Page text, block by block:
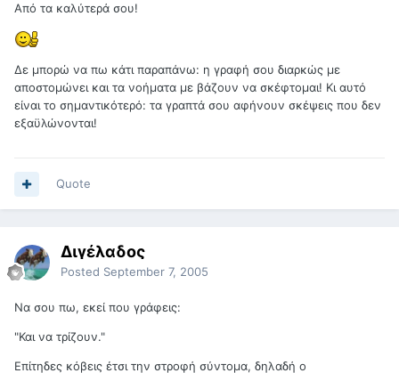
Από τα καλύτερά σου!
Δε μπορώ να πω κάτι παραπάνω: η γραφή σου διαρκώς με
αποστομώνει και τα νοήματα με βάζουν να σκέφτομαι! Κι αυτό
είναι το σημαντικότερό: τα γραπτά σου αφήνουν σκέψεις που δεν
εξαϋλώνονται!
Quote
Διγέλαδος
Posted September 7, 2005
Να σου πω, εκεί που γράφεις:
"Και να τρίζουν."
Επίτηδες κόβεις έτσι την στροφή σύντομα, δηλαδή ο